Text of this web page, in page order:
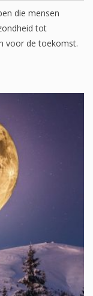
die mensen
tot
voor de toekomst.